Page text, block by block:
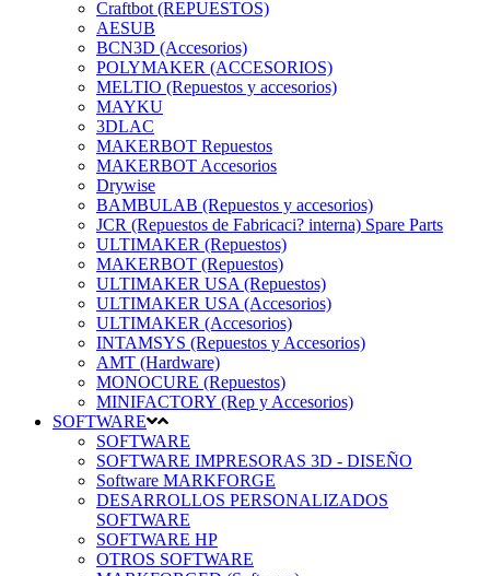
Craftbot (REPUESTOS)
AESUB
BCN3D (Accesorios)
POLYMAKER (ACCESORIOS)
MELTIO (Repuestos y accesorios)
MAYKU
3DLAC
MAKERBOT Repuestos
MAKERBOT Accesorios
Drywise
BAMBULAB (Repuestos y accesorios)
JCR (Repuestos de Fabricaci? interna) Spare Parts
ULTIMAKER (Repuestos)
MAKERBOT (Repuestos)
ULTIMAKER USA (Repuestos)
ULTIMAKER USA (Accesorios)
ULTIMAKER (Accesorios)
INTAMSYS (Repuestos y Accesorios)
AMT (Hardware)
MONOCURE (Repuestos)
MINIFACTORY (Rep y Accesorios)
SOFTWARE
SOFTWARE
SOFTWARE IMPRESORAS 3D - DISEÑO
Software MARKFORGE
DESARROLLOS PERSONALIZADOS
SOFTWARE
SOFTWARE HP
OTROS SOFTWARE